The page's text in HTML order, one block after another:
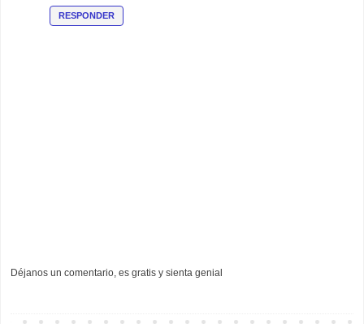
RESPONDER
Déjanos un comentario, es gratis y sienta genial